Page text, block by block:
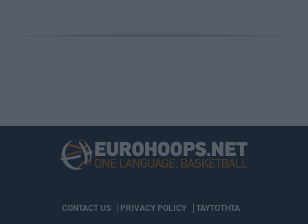
CONTACT US PRIVACY POLICY ΤΑΥΤΟΤΗΤΑ